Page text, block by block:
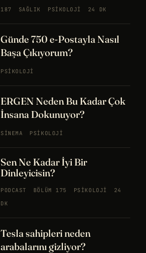
187
SAĞLIK PSIKOLOJI 24 DK
Günde 750 e-Postayla Nasıl
Başa Çıkıyorum?
PSIKOLOJI
ERGEN Neden Bu Kadar Çok
İnsana Dokunuyor?
SINEMA PSIKOLOJI
Sen Ne Kadar İyi Bir
Dinleyicisin?
PODCAST BÖLÜM 175 PSIKOLOJI
24
DK
Tesla sahipleri neden
arabalarını gizliyor?